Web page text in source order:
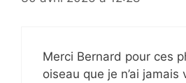
Merci Bernard pour ces
oiseau que je n’ai jamais